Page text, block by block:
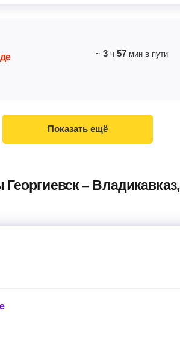
~ 3 ч 57 мин в пути
Показать ещё
–